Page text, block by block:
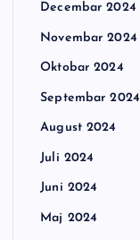
Decembar 2024
Novembar 2024
Oktobar 2024
Septembar 2024
August 2024
Juli 2024
Juni 2024
Maj 2024